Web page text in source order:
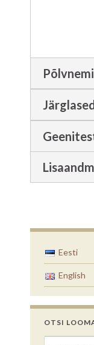
Eesti
English
OTSI